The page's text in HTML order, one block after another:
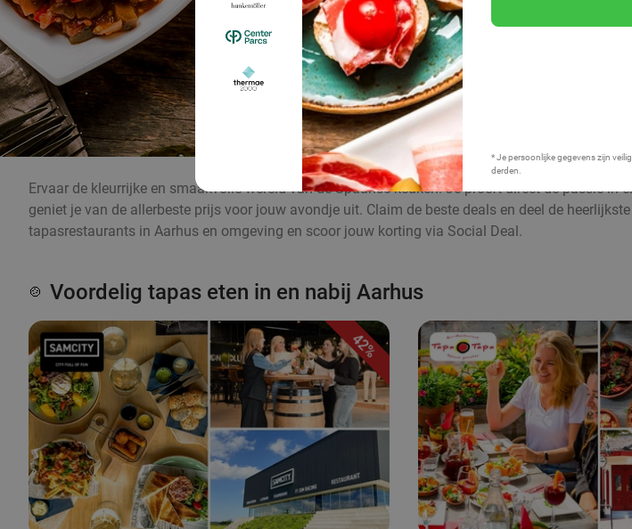
* Je persoonlijke gegevens zijn
derden.
Ervaar de kleurrijke en smaakvolle wereld van de Spaanse keuken. Je proeft direct de passie
geniet je van de allerbeste prijs voor jouw avondje uit. Claim de beste deals en deel de
tapasrestaurants in Aarhus en omgeving en scoor jouw korting via Social Deal.
🍲 Voordelig tapas eten in en nabij Aarhus
42%